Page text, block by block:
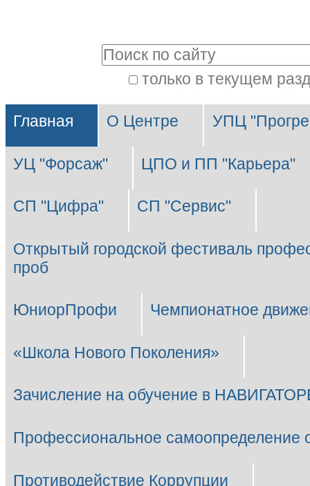
содержимому.
Перейти
навигации
только в текущем
поиск
Разделы
Главная О Центре УПЦ
УЦ "Форсаж" ЦПО и ПП "Карьера"
СП "Цифра" СП "Сервис"
Открытый городской фестиваль
проб
ЮниорПрофи Чемпионатное
«Школа Нового Поколения»
Зачисление на обучение в
Профессиональное самоопределение
Противодействие Коррупции